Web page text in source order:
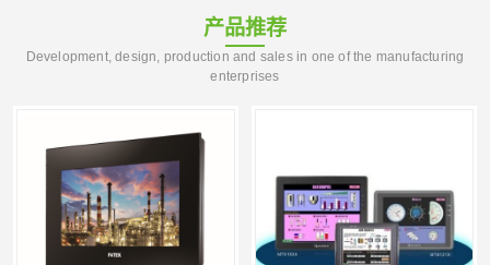
产品推荐
Development, design, production and sales in one of the manufacturing
enterprises